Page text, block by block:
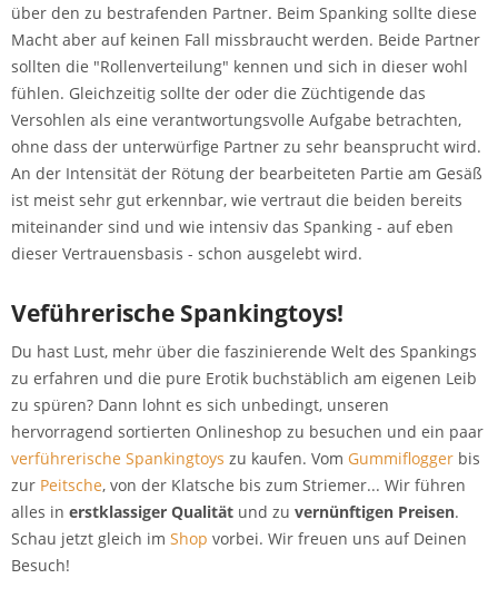
über den zu bestrafenden Partner. Beim Spanking sollte diese
Macht aber auf keinen Fall missbraucht werden. Beide Partner
sollten die "Rollenverteilung" kennen und sich in dieser wohl
fühlen. Gleichzeitig sollte der oder die Züchtigende das
Versohlen als eine verantwortungsvolle Aufgabe betrachten,
ohne dass der unterwürfige Partner zu sehr beansprucht wird.
An der Intensität der Rötung der bearbeiteten Partie am Gesäß
ist meist sehr gut erkennbar, wie vertraut die beiden bereits
miteinander sind und wie intensiv das Spanking - auf eben
dieser Vertrauensbasis - schon ausgelebt wird.
Veführerische Spankingtoys!
Du hast Lust, mehr über die faszinierende Welt des Spankings
zu erfahren und die pure Erotik buchstäblich am eigenen Leib
zu spüren? Dann lohnt es sich unbedingt, unseren
hervorragend sortierten Onlineshop zu besuchen und ein paar
verführerische Spankingtoys zu kaufen. Vom Gummiflogger bis
zur Peitsche, von der Klatsche bis zum Striemer... Wir führen
alles in erstklassiger Qualität und zu vernünftigen Preisen.
Schau jetzt gleich im Shop vorbei. Wir freuen uns auf Deinen
Besuch!